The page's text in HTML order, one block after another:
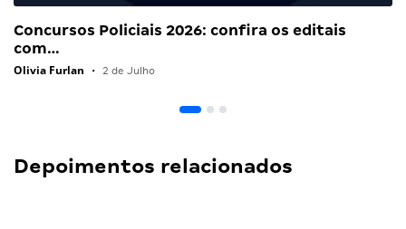
Concursos Policiais 2026: confira os editais
com…
Olivia Furlan • 2 de Julho
Depoimentos relacionados